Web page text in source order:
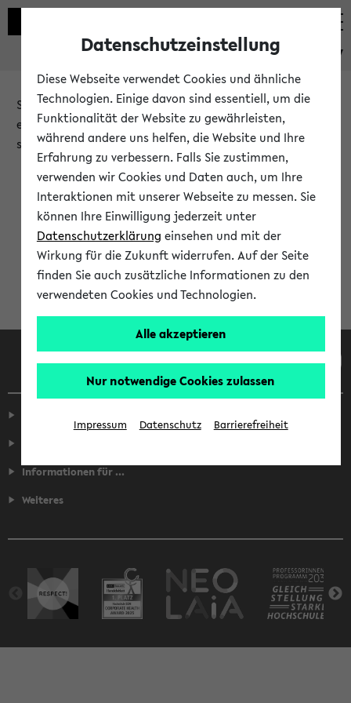
eKVV
Sie möchten auf eine eKVV Funktion zugreifen, die Ihnen
erst nach einer Anmeldung am System zur Verfügung
steht.
Bitte melden Sie sich an:
Anmeldung am eKVV
Informationen für ...
Weiteres
Datenschutzeinstellung
Diese Webseite verwendet Cookies und ähnliche
Technologien. Einige davon sind essentiell, um die
Funktionalität der Website zu gewährleisten,
während andere uns helfen, die Website und Ihre
Erfahrung zu verbessern. Falls Sie zustimmen,
verwenden wir Cookies und Daten auch, um Ihre
Interaktionen mit unserer Webseite zu messen. Sie
können Ihre Einwilligung jederzeit unter
Datenschutzerklärung einsehen und mit der
Wirkung für die Zukunft widerrufen. Auf der Seite
finden Sie auch zusätzliche Informationen zu den
verwendeten Cookies und Technologien.
Alle akzeptieren
Nur notwendige Cookies zulassen
Impressum Datenschutz Barrierefreiheit